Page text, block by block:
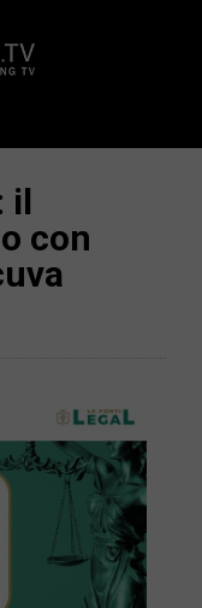
il
con